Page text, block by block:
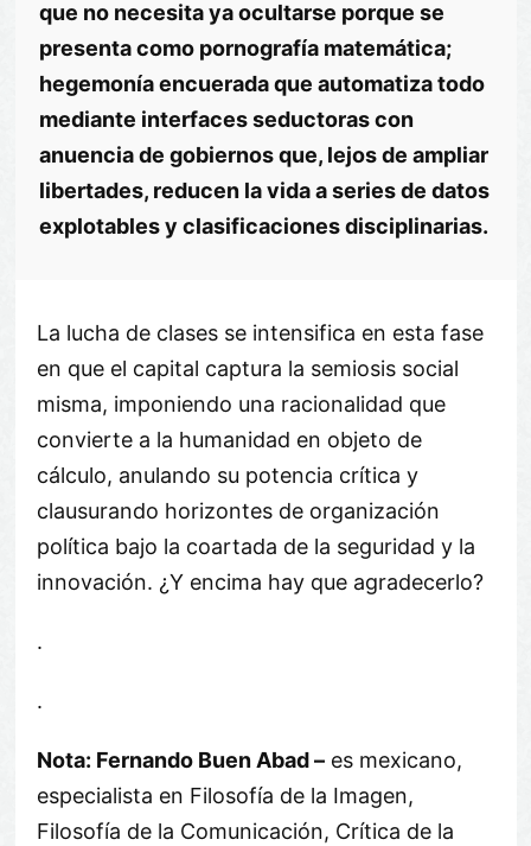
que no necesita ya ocultarse porque se
presenta como pornografía matemática;
hegemonía encuerada que automatiza todo
mediante interfaces seductoras con
anuencia de gobiernos que, lejos de ampliar
libertades, reducen la vida a series de datos
explotables y clasificaciones disciplinarias.
La lucha de clases se intensifica en esta fase
en que el capital captura la semiosis social
misma, imponiendo una racionalidad que
convierte a la humanidad en objeto de
cálculo, anulando su potencia crítica y
clausurando horizontes de organización
política bajo la coartada de la seguridad y la
innovación. ¿Y encima hay que agradecerlo?
.
.
Nota: Fernando Buen Abad –es mexicano,
especialista en Filosofía de la Imagen,
Filosofía de la Comunicación, Crítica de la